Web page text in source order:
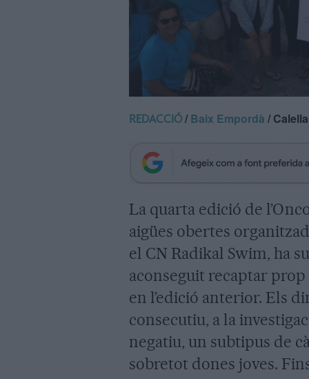
REDACCIÓ /Baix Empordà /
La quarta edició de
aigües obertes
el CN Radikal Swim, ha
aconseguit recaptar
en l’edició anterior. Els
consecutiu, a la
negatiu, un subtipus de
sobretot dones joves.